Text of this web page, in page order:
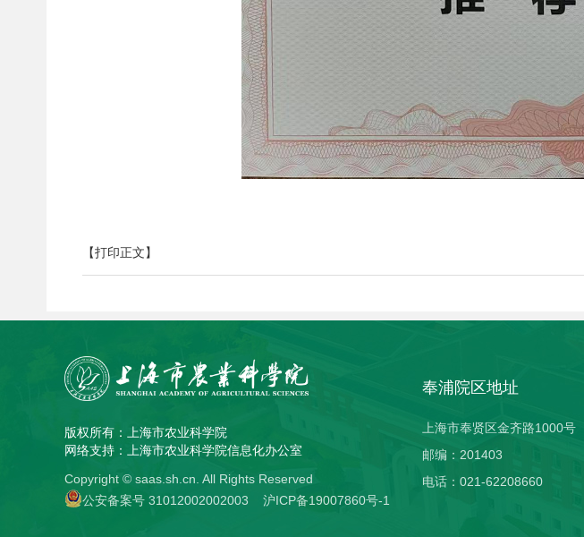
【打印正文】
版权所有：上海市农业科学院
网络支持：上海市农业科学院信息化办公室
Copyright © saas.sh.cn. All Rights Reserved
公安备案号 31012002002003 沪ICP备19007860号-1
奉浦院区地址
上海市奉贤区金齐路1000号
邮编：201403
电话：021-62208660